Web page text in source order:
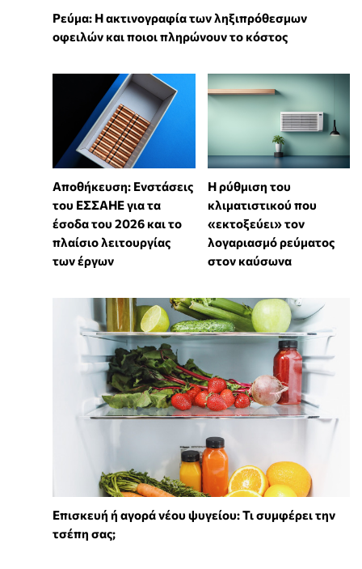
Ρεύμα: Η ακτινογραφία των ληξιπρόθεσμων
οφειλών και ποιοι πληρώνουν το κόστος
Αποθήκευση: Ενστάσεις
του ΕΣΣΑΗΕ για τα
έσοδα του 2026 και το
πλαίσιο λειτουργίας
των έργων
Η ρύθμιση του
κλιματιστικού που
«εκτοξεύει» τον
λογαριασμό ρεύματος
στον καύσωνα
Επισκευή ή αγορά νέου ψυγείου: Τι συμφέρει την
τσέπη σας;